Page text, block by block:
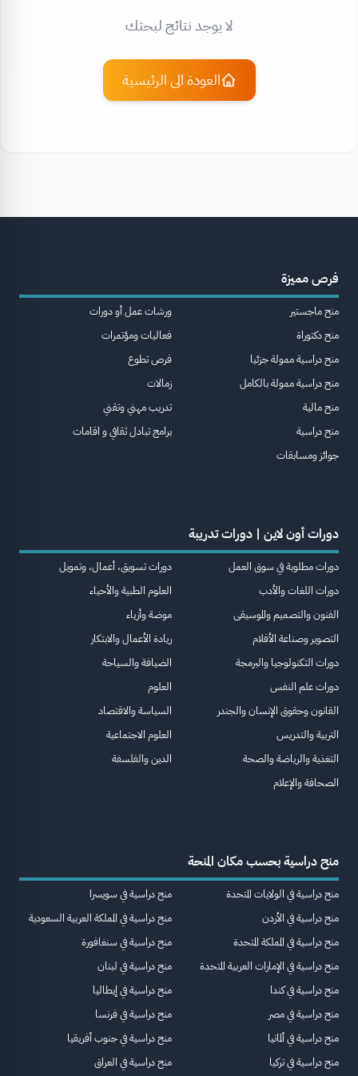
لا يوجد نتائج لبحثك
العودة الى الرئيسية
فرص مميزة
منح ماجستير
منح دكتوراة
منح دراسية ممولة جزئيا
منح دراسية ممولة بالكامل
منح مالية
منح دراسية
جوائز ومسابقات
ورشات عمل أو دورات
فعاليات ومؤتمرات
فرص تطوع
زمالات
تدريب مهني وتقني
برامج تبادل ثقافي و اقامات
دورات أون لاين | دورات تدريبة
دورات مطلوبة في سوق العمل
دورات اللغات والأدب
الفنون والتصميم والموسيقى
التصوير وصناعة الأفلام
دورات التكنولوجيا والبرمجة
دورات علم النفس
القانون وحقوق الإنسان والجندر
التربية والتدريس
التغذية والرياضة والصحة
الصحافة والإعلام
دورات تسويق، أعمال، وتمويل
العلوم الطبية والأحياء
موضة وأزياء
ريادة الأعمال والابتكار
الضيافة والسياحة
العلوم
السياسة والاقتصاد
العلوم الاجتماعية
الدين والفلسفة
منح دراسية بحسب مكان المنحة
منح دراسية في الولايات المتحدة
منح دراسية في الأردن
منح دراسية في المملكة المتحدة
منح دراسية في الإمارات العربية المتحدة
منح دراسية في كندا
منح دراسية في مصر
منح دراسية في ألمانيا
منح دراسية في تركيا
منح دراسية في سويسرا
منح دراسية في المملكة العربية السعودية
منح دراسية في سنغافورة
منح دراسية في لبنان
منح دراسية في إيطاليا
منح دراسية في فرنسا
منح دراسية في جنوب أفريقيا
منح دراسية في العراق